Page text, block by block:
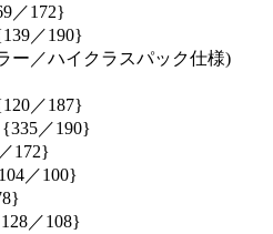
／172}
／190}
ー／ハイクラスパック仕様)
／187}
／190}
172}
／100}
／108}